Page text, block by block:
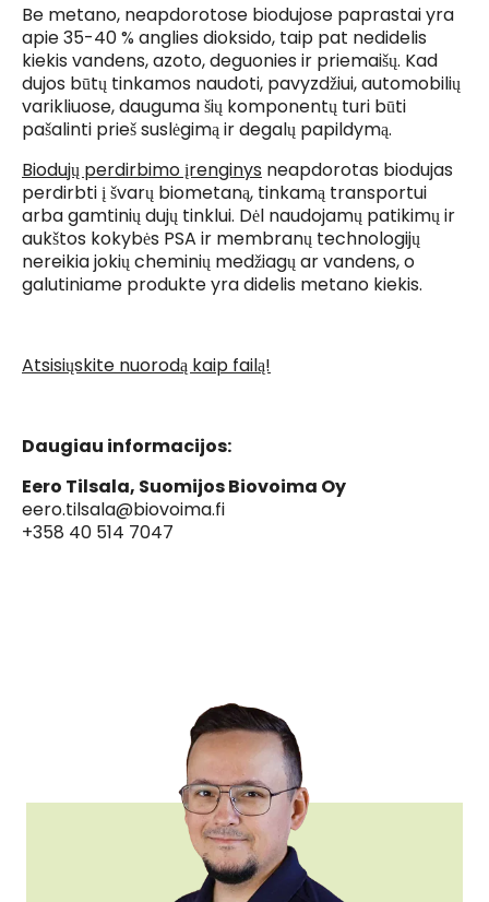
Be metano, neapdorotose biodujose paprastai yra
apie 35-40 % anglies dioksido, taip pat nedidelis
kiekis vandens, azoto, deguonies ir priemaišų. Kad
dujos būtų tinkamos naudoti, pavyzdžiui, automobilių
varikliuose, dauguma šių komponentų turi būti
pašalinti prieš suslėgimą ir degalų papildymą.
Biodujų perdirbimo įrenginys neapdorotas biodujas
perdirbti į švarų biometaną, tinkamą transportui
arba gamtinių dujų tinklui. Dėl naudojamų patikimų ir
aukštos kokybės PSA ir membranų technologijų
nereikia jokių cheminių medžiagų ar vandens, o
galutiniame produkte yra didelis metano kiekis.
Atsisiųskite nuorodą kaip failą!
Daugiau informacijos:
Eero Tilsala, Suomijos Biovoima Oy
eero.tilsala@biovoima.fi
+358 40 514 7047